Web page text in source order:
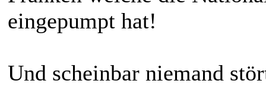
eingepumpt hat!
Und scheinbar niemand